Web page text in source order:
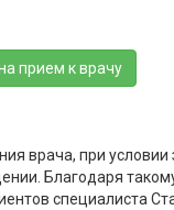
прием к врачу
врача, при условии
Благодаря
специалиста